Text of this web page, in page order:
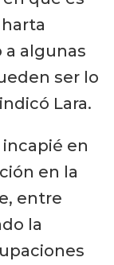
a algunas
ser lo
Lara.
en
en la
entre
la